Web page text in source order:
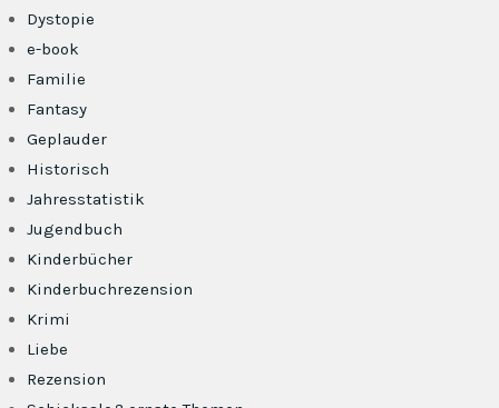
Dystopie
e-book
Familie
Fantasy
Geplauder
Historisch
Jahresstatistik
Jugendbuch
Kinderbücher
Kinderbuchrezension
Krimi
Liebe
Rezension